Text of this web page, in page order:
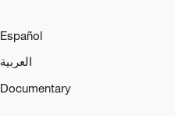
Español
العربية
Documentary